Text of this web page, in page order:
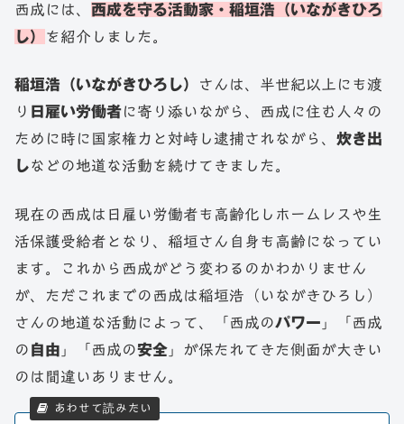
西成には、 西成を守る活動家・稲垣浩（いながきひろ
し）
を紹介しました。
稲垣浩（いながきひろし）
さんは、半世紀以上にも渡
り 日雇い労働者に寄り添いながら、西成に住む人々の
ために時に国家権力と対峙し逮捕されながら、 炊き出
しなどの地道な活動を続けてきました。
現在の西成は日雇い労働者も高齢化しホームレスや生
活保護受給者となり、稲垣さん自身も高齢になってい
ます。これから西成がどう変わるのかわかりません
が、ただこれまでの西成は稲垣浩（いながきひろし）
さんの地道な活動によって、「西成のパワー 」「西成
の 自由 」「西成の安全 」が保たれてきた側面が大きい
のは間違いありません。